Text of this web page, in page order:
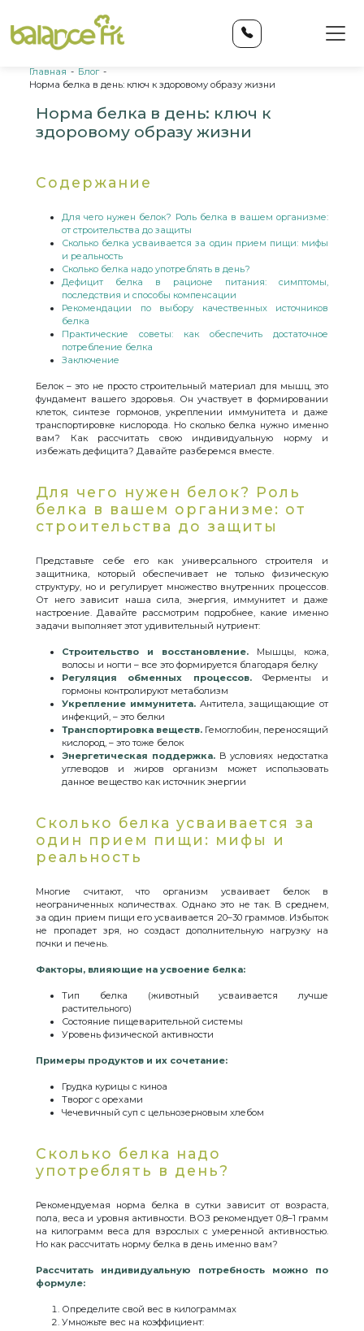
Главная - Блог -
Норма белка в день: ключ к здоровому образу жизни
Норма белка в день: ключ к
здоровому образу жизни
Содержание
Для чего нужен белок? Роль белка в вашем организме:
от строительства до защиты
Сколько белка усваивается за один прием пищи: мифы
и реальность
Сколько белка надо употреблять в день?
Дефицит белка в рационе питания: симптомы,
последствия и способы компенсации
Рекомендации по выбору качественных источников
белка
Практические советы: как обеспечить достаточное
потребление белка
Заключение
Белок – это не просто строительный материал для мышц, это
фундамент вашего здоровья. Он участвует в формировании
клеток, синтезе гормонов, укреплении иммунитета и даже
транспортировке кислорода. Но сколько белка нужно именно
вам? Как рассчитать свою индивидуальную норму и
избежать дефицита? Давайте разберемся вместе.
Для чего нужен белок? Роль
белка в вашем организме: от
строительства до защиты
Представьте себе его как универсального строителя и
защитника, который обеспечивает не только физическую
структуру, но и регулирует множество внутренних процессов.
От него зависит наша сила, энергия, иммунитет и даже
настроение. Давайте рассмотрим подробнее, какие именно
задачи выполняет этот удивительный нутриент:
Строительство и восстановление. Мышцы, кожа,
волосы и ногти – все это формируется благодаря белку
Регуляция обменных процессов.Ферменты и
гормоны контролируют метаболизм
Укрепление иммунитета.Антитела, защищающие от
инфекций, – это белки
Транспортировка веществ. Гемоглобин, переносящий
кислород, – это тоже белок
Энергетическая поддержка.В условиях недостатка
углеводов и жиров организм может использовать
данное вещество как источник энергии
Сколько белка усваивается за
один прием пищи: мифы и
реальность
Многие считают, что организм усваивает белок в
неограниченных количествах. Однако это не так. В среднем,
за один прием пищи его усваивается 20–30 граммов. Избыток
не пропадет зря, но создаст дополнительную нагрузку на
почки и печень.
Факторы, влияющие на усвоение белка:
Тип белка (животный усваивается лучше
растительного)
Состояние пищеварительной системы
Уровень физической активности
Примеры продуктов и их сочетание:
Грудка курицы с киноа
Творог с орехами
Чечевичный суп с цельнозерновым хлебом
Сколько белка надо
употреблять в день?
Рекомендуемая норма белка в сутки зависит от возраста,
пола, веса и уровня активности. ВОЗ рекомендует 0,8–1 грамм
на килограмм веса для взрослых с умеренной активностью.
Но как рассчитать норму белка в день именно вам?
Рассчитать индивидуальную потребность можно по
формуле:
Определите свой вес в килограммах
Умножьте вес на коэффициент: